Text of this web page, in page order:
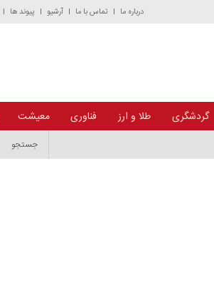
درباره ما تماس با ما آرشیو پیوند ها
گردشگری طلا و ارز فناوری معیشت